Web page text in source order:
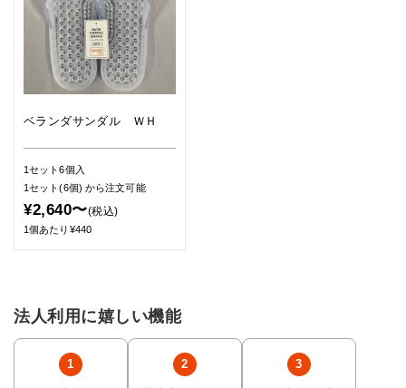
ベランダサンダル ＷＨ
1セット6個入
1セット(6個) から注文可能
¥2,640〜(税込)
1個あたり¥440
法人利用に嬉しい機能